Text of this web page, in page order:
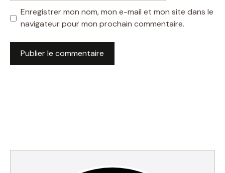
Enregistrer mon nom, mon e-mail et mon site dans le
navigateur pour mon prochain commentaire.